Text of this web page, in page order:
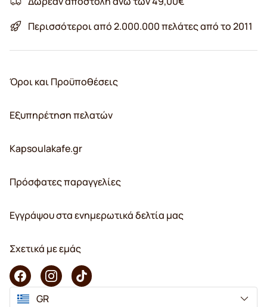
Περισσότεροι από 2.000.000 πελάτες από το 2011
Όροι και Προϋποθέσεις
Εξυπηρέτηση πελατών
Kapsoulakafe.gr
Πρόσφατες παραγγελίες
Εγγράψου στα ενημερωτικά δελτία μας
Σχετικά με εμάς
GR